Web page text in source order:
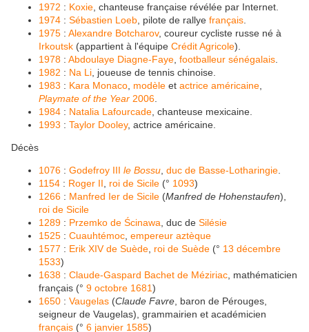
1972 : Koxie , chanteuse française révélée par Internet.
1974 : Sébastien Loeb , pilote de rallye français
1975 : Alexandre Botcharov, coureur cycliste russe né à
Irkoutsk (appartient à l'équipe Crédit Agricole).
1978 : Abdoulaye Diagne-Faye footballeur sénégalais
1982 : Na Li , joueuse de tennis chinoise.
1983 : Kara Monaco modèle et actrice américaine
Playmate of the Year 2006
1984 : Natalia Lafourcade , chanteuse mexicaine.
1993 : Taylor Dooley, actrice américaine.
Décès
1076 : Godefroy III le Bossu duc de Basse-Lotharingie
1154 : Roger II roi de Sicile (° 1093)
1266 : Manfred Ier de Sicile (Manfred de Hohenstaufen),
roi de Sicile
1289 : Przemko de Ścinawa , duc de Silésie
1525 : Cuauhtémoc empereur aztèque
1577 : Erik XIV de Suède roi de Suède (° 13 décembre
1533)
1638 : Claude-Gaspard Bachet de Méziriac , mathématicien
français (° 9 octobre 1681)
1650 : Vaugelas (Claude Favre , baron de Pérouges,
seigneur de Vaugelas), grammairien et académicien
français (° 6 janvier 1585)